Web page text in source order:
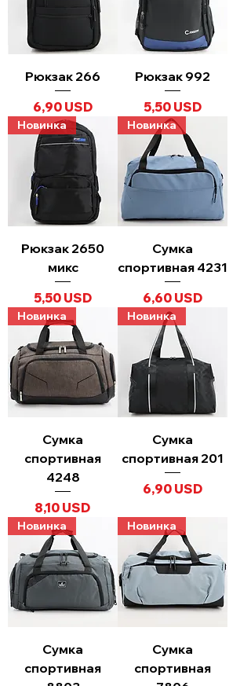
Рюкзак 266
Ціна
6,90 USD
Рюкзак 992
Ціна
5,50 USD
Новинка
Рюкзак 2650
микс
Ціна
5,50 USD
Новинка
Сумка
спортивная 4231
Ціна
6,60 USD
Новинка
Сумка
спортивная
4248
Ціна
8,10 USD
Новинка
Сумка
спортивная 201
Ціна
6,90 USD
Новинка
Сумка
спортивная
Новинка
Сумка
спортивная